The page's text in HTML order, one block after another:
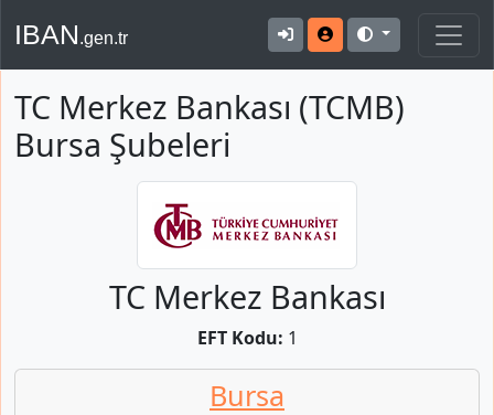
IBAN.gen.tr
TC Merkez Bankası (TCMB)
Bursa Şubeleri
TC Merkez Bankası
EFT Kodu: 1
Bursa